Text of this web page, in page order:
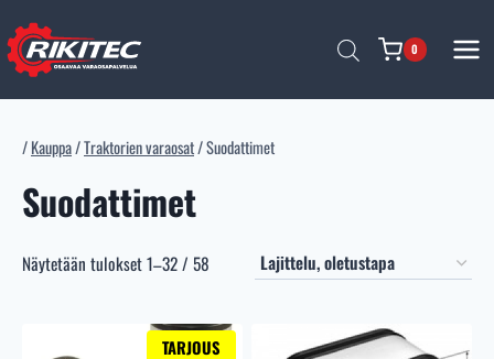
sisältöön
0
/Kauppa/Traktorien varaosat/Suodattimet
Suodattimet
Näytetään tulokset 1–32 / 58
TARJOUS